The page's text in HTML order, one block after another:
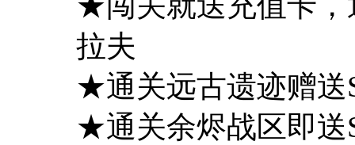
拉夫
★通关远古遗迹赠送
★通关余烬战区即送